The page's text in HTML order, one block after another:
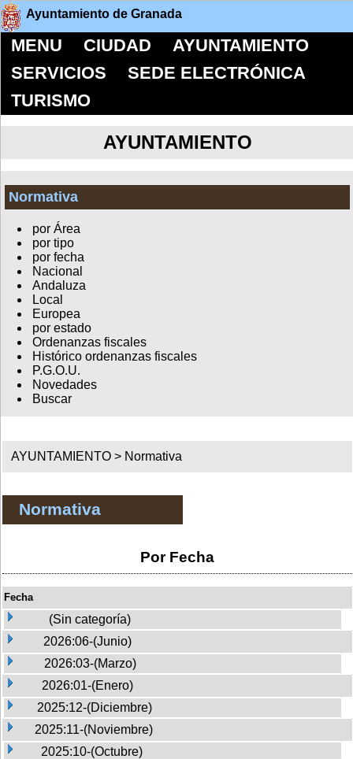
Ayuntamiento de Granada
MENU CIUDAD
AYUNTAMIENTO
SERVICIOS
SEDE ELECTRÓNICA
TURISMO
AYUNTAMIENTO
Normativa
por Área
por tipo
por fecha
Nacional
Andaluza
Local
Europea
por estado
Ordenanzas fiscales
Histórico ordenanzas fiscales
P.G.O.U.
Novedades
Buscar
AYUNTAMIENTO > Normativa
Normativa
Por Fecha
Fecha
(Sin categoría)
2026:06-(Junio)
2026:03-(Marzo)
2026:01-(Enero)
2025:12-(Diciembre)
2025:11-(Noviembre)
2025:10-(Octubre)